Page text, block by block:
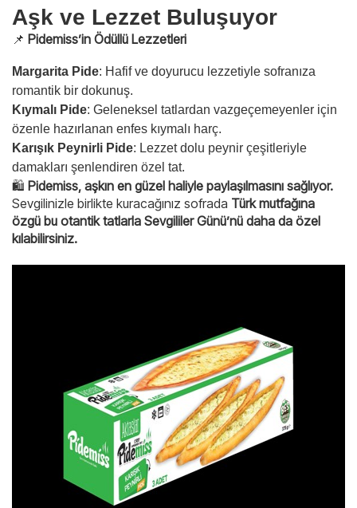
Aşk ve Lezzet Buluşuyor
📌 Pidemiss’in Ödüllü Lezzetleri
Margarita Pide: Hafif ve doyurucu lezzetiyle sofranıza
romantik bir dokunuş.
Kıymalı Pide: Geleneksel tatlardan vazgeçemeyenler için
özenle hazırlanan enfes kıymalı harç.
Karışık Peynirli Pide: Lezzet dolu peynir çeşitleriyle
damakları şenlendiren özel tat.
🛍 Pidemiss, aşkın en güzel haliyle paylaşılmasını sağlıyor.
Sevgilinizle birlikte kuracağınız sofrada Türk mutfağına
özgü bu otantik tatlarla Sevgililer Günü’nü daha da özel
kılabilirsiniz.